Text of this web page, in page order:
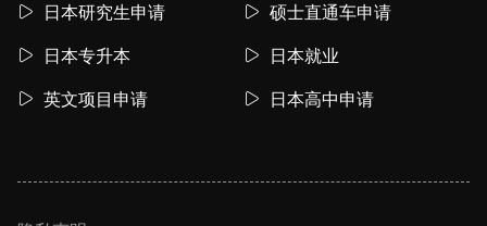
日本研究生申请
硕士直通车申请
日本专升本
日本就业
英文项目申请
日本高中申请